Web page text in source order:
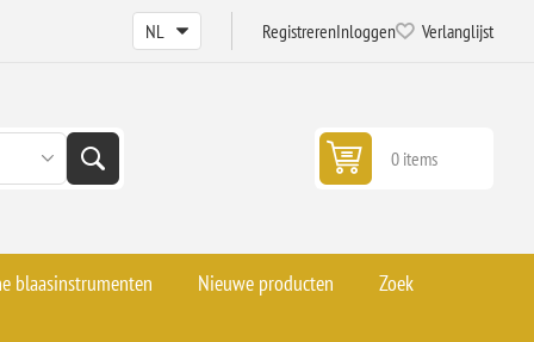
RegistrerenInloggen Verlanglijst
0 items
blaasinstrumenten Nieuwe producten Zoek